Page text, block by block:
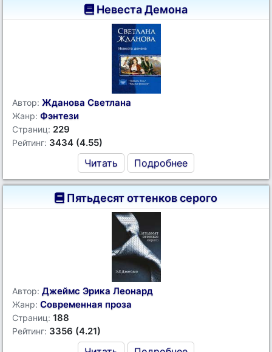
Невеста Демона
Автор: Жданова Светлана
Жанр: Фэнтези
Страниц: 229
Рейтинг: 3434 (4.55)
Читать Подробнее
Пятьдесят оттенков серого
Автор: Джеймс Эрика Леонард
Жанр: Современная проза
Страниц: 188
Рейтинг: 3356 (4.21)